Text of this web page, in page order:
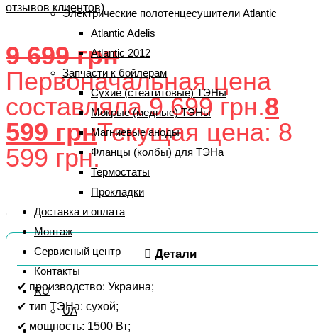
Электрические полотенцесушители Atlantic
Atlantic Adelis
Atlantic 2012
Запчасти к бойлерам
Сухие (стеатитовые) ТЭНы
Мокрые (медные) ТЭНы
Магниевые аноды
Фланцы (колбы) для ТЭНа
Термостаты
Прокладки
Доставка и оплата
Монтаж
Сервисный центр
Контакты
RU
UA
отзывов клиентов)
9 699грн
Первоначальная цена
составляла 9 699 грн.8
599 грнТекущая цена: 8
599 грн.
Детали
✔ производство: Украина;
✔ тип ТЭНа: сухой;
✔ мощность: 1500 Вт;